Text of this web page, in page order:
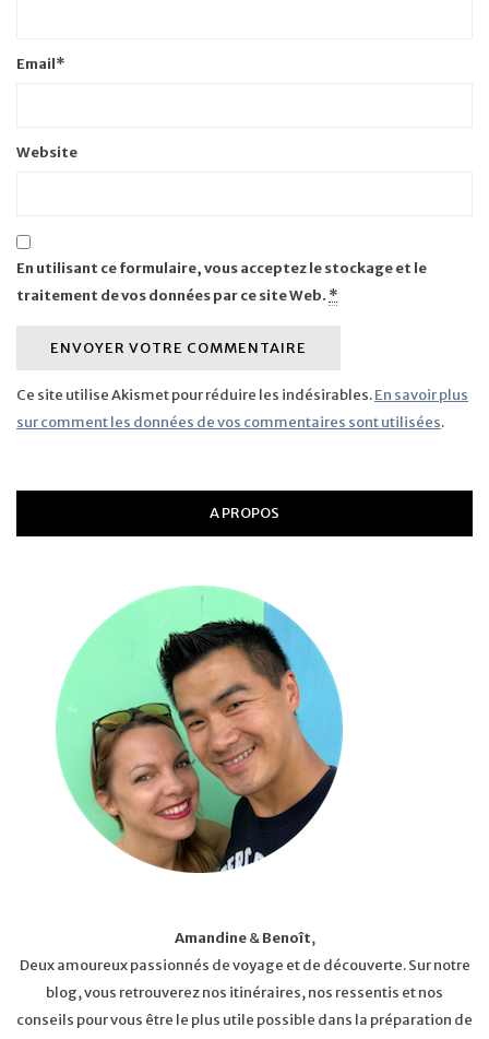
Email*
Website
En utilisant ce formulaire, vous acceptez le stockage et le
traitement de vos données par ce site Web. *
Ce site utilise Akismet pour réduire les indésirables.En savoir plus
sur comment les données de vos commentaires sont utilisées.
A PROPOS
Amandine&Benoît,
Deux amoureux passionnés de voyage et de découverte. Sur notre
blog, vous retrouverez nos itinéraires, nos ressentis et nos
conseils pour vous être le plus utile possible dans la préparation de